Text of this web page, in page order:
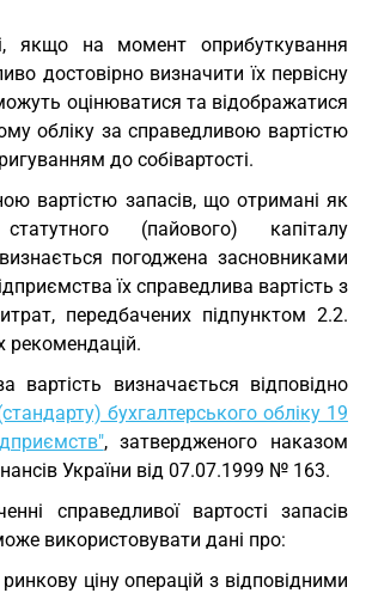
якщо на момент оприбуткування
достовірно визначити їх первісну
оцінюватися та відображатися
обліку за справедливою вартістю
до собівартості.
вартістю запасів, що отримані як
(пайового) капіталу
погоджена засновниками
їх справедлива вартість з
передбачених підпунктом 2.2.
рекомендацій.
вартість визначається відповідно
бухгалтерського обліку 19
, затвердженого наказом
України від 07.07.1999 № 163.
справедливої вартості запасів
використовувати дані про:
ціну операцій з відповідними